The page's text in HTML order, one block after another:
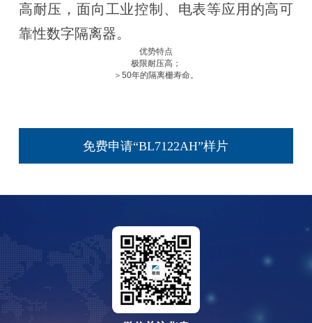
高耐压，面向工业控制、电表等应用的高可
靠性数字隔离器。
优势特点
极限耐压高；
＞50年的隔离栅寿命。
免费申请“BL7122AH”样片